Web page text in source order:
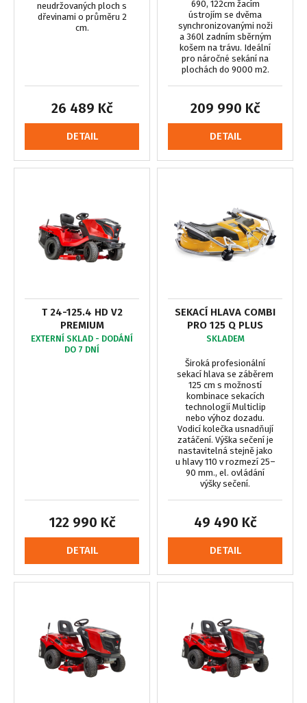
neudržovaných ploch s
dřevinami o průměru 2
cm.
26 489 Kč
DETAIL
690, 122cm žacím
ústrojím se dvěma
synchronizovanými noži
a 360l zadním sběrným
košem na trávu. Ideální
pro náročné sekání na
plochách do 9000 m2.
209 990 Kč
DETAIL
T 24-125.4 HD V2
PREMIUM
EXTERNÍ SKLAD - DODÁNÍ
DO 7 DNÍ
122 990 Kč
DETAIL
SEKACÍ HLAVA COMBI
PRO 125 Q PLUS
SKLADEM
Široká profesionální
sekací hlava se záběrem
125 cm s možností
kombinace sekacích
technologií Multiclip
nebo výhoz dozadu.
Vodicí kolečka usnadňují
zatáčení. Výška sečení je
nastavitelná stejně jako
u hlavy 110 v rozmezí 25–
90 mm., el. ovládání
výšky sečení.
49 490 Kč
DETAIL